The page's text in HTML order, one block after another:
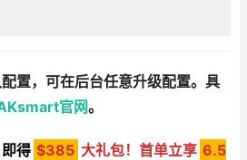
置，可在后台任意升级配置。具
官网。
即得 $385 大礼包！首单立享 6.5